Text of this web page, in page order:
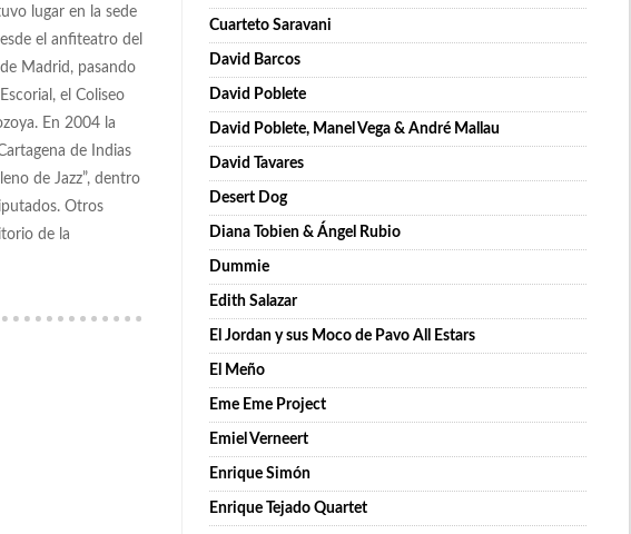
lugar en la sede
el anfiteatro del
Madrid, pasando
el Coliseo
En 2004 la
de Indias
de Jazz”, dentro
Otros
de la
Cuarteto Saravani
David Barcos
David Poblete
David Poblete, Manel Vega & André Mallau
David Tavares
Desert Dog
Diana Tobien & Ángel Rubio
Dummie
Edith Salazar
El Jordan y sus Moco de Pavo All Estars
El Meño
Eme Eme Project
Emiel Verneert
Enrique Simón
Enrique Tejado Quartet